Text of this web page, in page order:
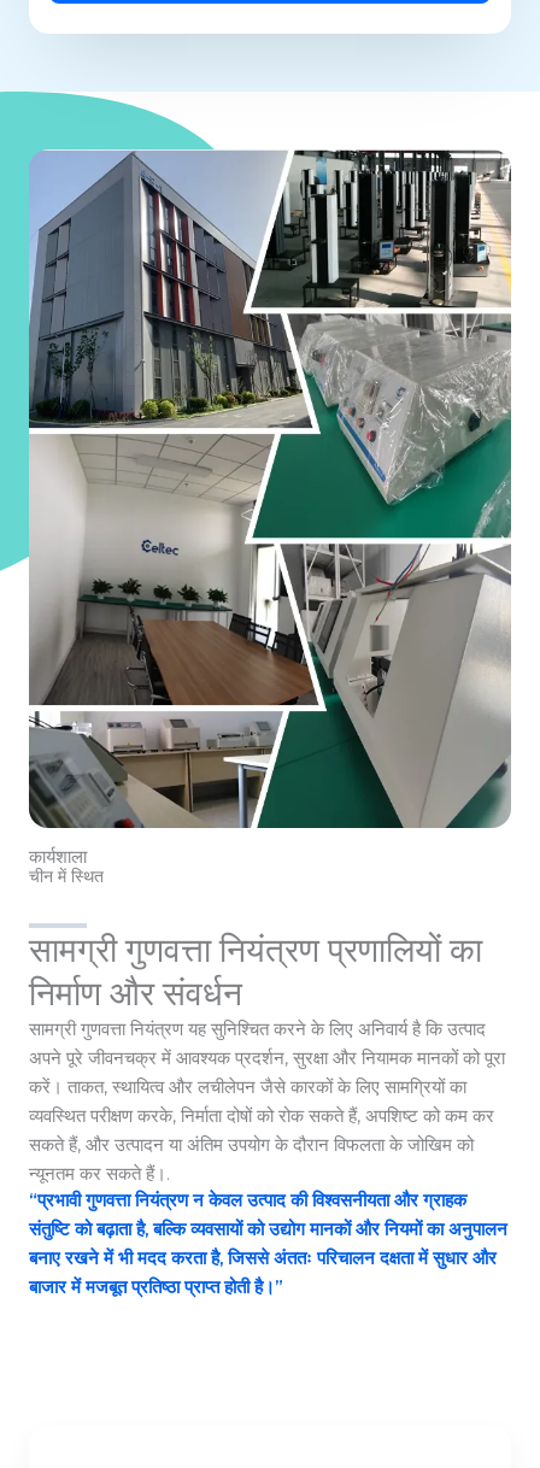
कार्यशाला
चीन में स्थित
सामग्री गुणवत्ता नियंत्रण प्रणालियों का
निर्माण और संवर्धन
सामग्री गुणवत्ता नियंत्रण यह सुनिश्चित करने के लिए अनिवार्य है कि उत्पाद
अपने पूरे जीवनचक्र में आवश्यक प्रदर्शन, सुरक्षा और नियामक मानकों को पूरा
करें। ताकत, स्थायित्व और लचीलेपन जैसे कारकों के लिए सामग्रियों का
व्यवस्थित परीक्षण करके, निर्माता दोषों को रोक सकते हैं, अपशिष्ट को कम कर
सकते हैं, और उत्पादन या अंतिम उपयोग के दौरान विफलता के जोखिम को
न्यूनतम कर सकते हैं।.
“प्रभावी गुणवत्ता नियंत्रण न केवल उत्पाद की विश्वसनीयता और ग्राहक
संतुष्टि को बढ़ाता है, बल्कि व्यवसायों को उद्योग मानकों और नियमों का अनुपालन
बनाए रखने में भी मदद करता है, जिससे अंततः परिचालन दक्षता में सुधार और
बाजार में मजबूत प्रतिष्ठा प्राप्त होती है।”